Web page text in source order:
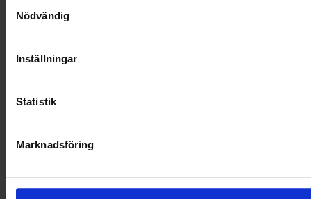
Nödvändig
Inställningar
Statistik
Marknadsföring